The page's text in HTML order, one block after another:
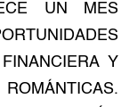
UN MES
Y
ROMÁNTICAS.